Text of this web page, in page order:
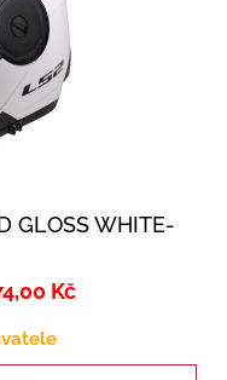
GLOSS WHITE-
Kč